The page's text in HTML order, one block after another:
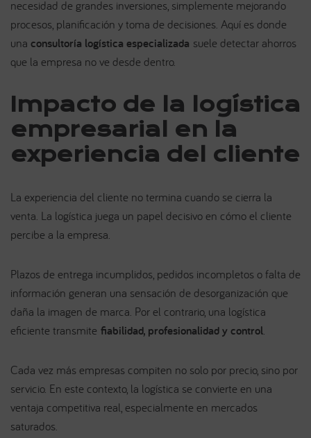
necesidad de grandes inversiones, simplemente mejorando
procesos, planificación y toma de decisiones. Aquí es donde
una consultoría logística especializada suele detectar ahorros
que la empresa no ve desde dentro.
Impacto de la logística
empresarial en la
experiencia del cliente
La experiencia del cliente no termina cuando se cierra la
venta. La logística juega un papel decisivo en cómo el cliente
percibe a la empresa.
Plazos de entrega incumplidos, pedidos incompletos o falta de
información generan una sensación de desorganización que
daña la imagen de marca. Por el contrario, una logística
eficiente transmite fiabilidad, profesionalidad y control.
Cada vez más empresas compiten no solo por precio, sino por
servicio. En este contexto, la logística se convierte en una
ventaja competitiva real, especialmente en mercados
saturados.